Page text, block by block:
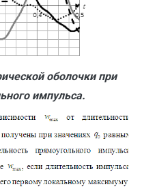
оболочки при
импульса.